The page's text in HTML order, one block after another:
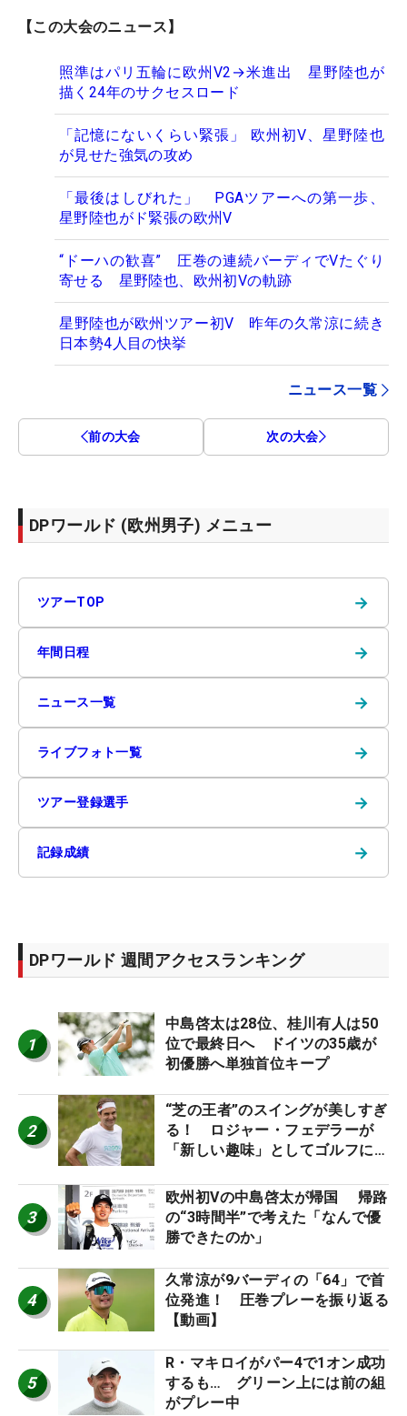
【この大会のニュース】
照準はパリ五輪に欧州V2→米進出 星野陸也が
描く24年のサクセスロード
「記憶にないくらい緊張」 欧州初V、星野陸也
が見せた強気の攻め
「最後はしびれた」 PGAツアーへの第一歩、
星野陸也がド緊張の欧州V
“ドーハの歓喜” 圧巻の連続バーディでVたぐり
寄せる 星野陸也、欧州初Vの軌跡
星野陸也が欧州ツアー初V 昨年の久常涼に続き
日本勢4人目の快挙
ニュース一覧
前の大会 次の大会
DPワールド (欧州男子) メニュー
ツアーTOP →
年間日程 →
ニュース一覧 →
ライブフォト一覧 →
ツアー登録選手 →
記録成績 →
DPワールド 週間アクセスランキング
1
中島啓太は28位、桂川有人は50
位で最終日へ ドイツの35歳が
初優勝へ単独首位キープ
2
“芝の王者”のスイングが美しすぎ
る！ ロジャー・フェデラーが
「新しい趣味」としてゴルフに挑
3
欧州初Vの中島啓太が帰国 帰路
の“3時間半”で考えた「なんで優
勝できたのか」
4
久常涼が9バーディの「64」で首
位発進！ 圧巻プレーを振り返る
【動画】
5
R・マキロイがパー4で1オン成功
するも… グリーン上には前の組
がプレー中